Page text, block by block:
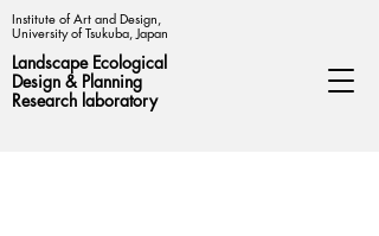
Institute of Art and Design,
University of Tsukuba, Japan
Landscape Ecological
Design & Planning
Research laboratory